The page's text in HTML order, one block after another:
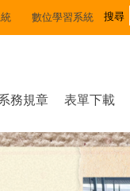
務規章 表單下載
數位學習系統